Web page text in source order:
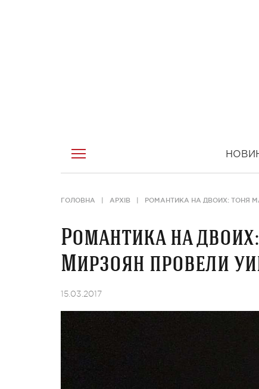
ГОЛОВНА АРХІВ РОМАНТИКА НА ДВОИХ: ТОНЯ
Романтика на
Мирзоян провели
15.03.2017